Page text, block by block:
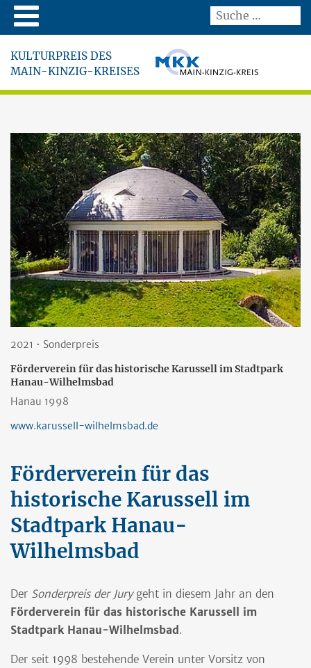
KULTURPREIS DES
MAIN-KINZIG-KREISES
2021 • Sonderpreis
Förderverein für das historische Karussell im Stadtpark
Hanau-Wilhelmsbad
Hanau 1998
www.karussell-wilhelmsbad.de
Förderverein für das
historische Karussell im
Stadtpark Hanau-
Wilhelmsbad
Der Sonderpreis der Jurygeht in diesem Jahr an den
Förderverein für das historische Karussell im
Stadtpark Hanau-Wilhelmsbad .
Der seit 1998 bestehende Verein unter Vorsitz von